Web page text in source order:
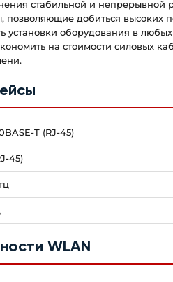
стабильной и непрерывной
позволяющие добиться высоких
установки оборудования в
на стоимости силовых
T (RJ-45)
45)
WLAN